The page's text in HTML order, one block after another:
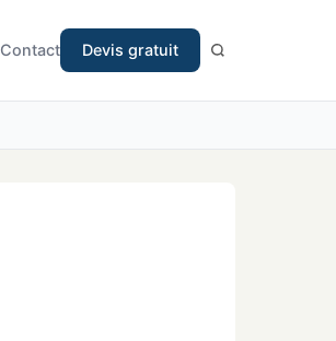
Contact Devis gratuit